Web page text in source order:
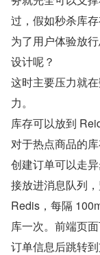
过，假如秒杀库
为了用户体验放
设计呢？
这时主要压力就
力。
库存可以放到
对于热点商品的
创建订单可以走
接放进消息队列
Redis，每隔
库一次。前端页
订单信息后跳转